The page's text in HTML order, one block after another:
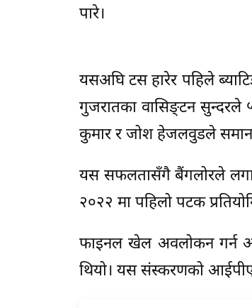
पारे।
यसअघि टस हारेर पहिले
गुजरातका वासिङ्टन सुन्दरले
कुमार र जोश हेजलवुडले
यस सफलतासँगै बैंगलोरले
२०२२ मा पहिलो पटक
फाइनल खेल अवलोकन गर्न
थियो। यस संस्करणको